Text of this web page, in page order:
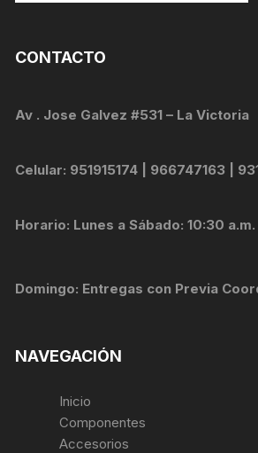
CONTACTO
Av . Jose Galvez #531 – La Victoria
Celular: 951915174 | 966747163 |
Horario: Lunes a Sábado: 10:30 a.m.
Domingo: Entregas con Previa
NAVEGACIÓN
Inicio
Componentes
Accesorios